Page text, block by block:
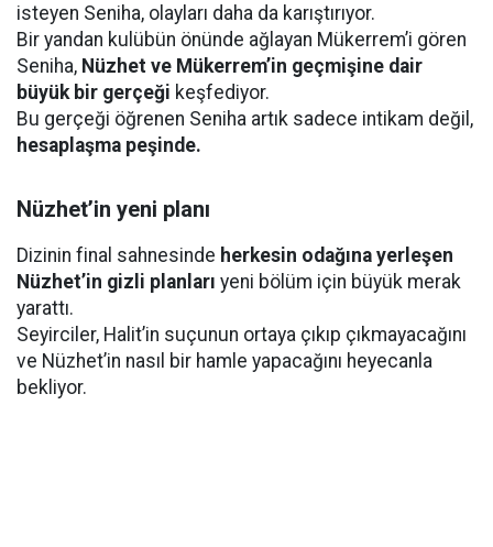
isteyen Seniha, olayları daha da karıştırıyor.
Bir yandan kulübün önünde ağlayan Mükerrem’i gören
Seniha, Nüzhet ve Mükerrem’in geçmişine dair
büyük bir gerçeği keşfediyor.
Bu gerçeği öğrenen Seniha artık sadece intikam değil,
hesaplaşma peşinde.
Nüzhet’in yeni planı
Dizinin final sahnesinde herkesin odağına yerleşen
Nüzhet’in gizli planları yeni bölüm için büyük merak
yarattı.
Seyirciler, Halit’in suçunun ortaya çıkıp çıkmayacağını
ve Nüzhet’in nasıl bir hamle yapacağını heyecanla
bekliyor.